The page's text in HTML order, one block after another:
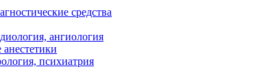
средства
ангиология
психиатрия